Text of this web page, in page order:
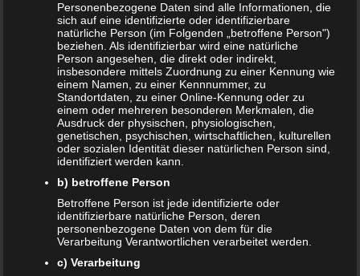
Auch interessant:
Beitragsnavigation
← bruder-bagger-hinten-oben
Schreibe einen Kommentar
Deine E-Mail-Adresse wird nicht veröffentlicht.
Erforderliche Felder sind mit
markiert
Kommentar*
Personenbezogene Daten sind alle Informationen, die
sich auf eine identifizierte oder identifizierbare
natürliche Person (im Folgenden „betroffene Person")
beziehen. Als identifizierbar wird eine natürliche
Person angesehen, die direkt oder indirekt,
insbesondere mittels Zuordnung zu einer Kennung wie
einem Namen, zu einer Kennnummer, zu
Standortdaten, zu einer Online-Kennung oder zu
einem oder mehreren besonderen Merkmalen, die
Ausdruck der physischen, physiologischen,
genetischen, psychischen, wirtschaftlichen, kulturellen
oder sozialen Identität dieser natürlichen Person sind,
identifiziert werden kann.
b) betroffene Person
Betroffene Person ist jede identifizierte oder
identifizierbare natürliche Person, deren
personenbezogene Daten von dem für die
Verarbeitung Verantwortlichen verarbeitet werden.
c) Verarbeitung